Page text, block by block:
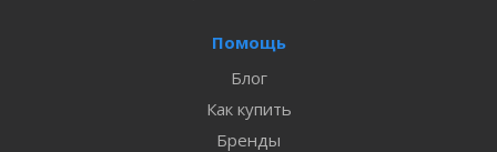
Помощь
Блог
Как купить
Бренды